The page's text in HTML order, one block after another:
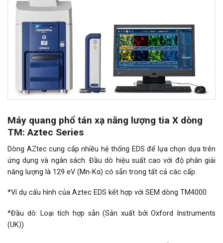
Máy quang phổ tán xạ năng lượng tia X dòng
TM: Aztec Series
Dòng AZtec cung cấp nhiều hệ thống EDS để lựa chọn dựa trên
ứng dụng và ngân sách. Đầu dò hiệu suất cao với độ phân giải
năng lượng là 129 eV (Mn-Kα) có sẵn trong tất cả các cấp.
*Ví dụ cấu hình của Aztec EDS kết hợp với SEM dòng TM4000
*Đầu dò: Loại tích hợp sẵn (Sản xuất bởi Oxford Instruments
(UK))